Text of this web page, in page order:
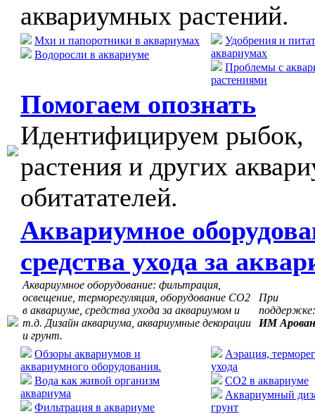
аквариумных растений.
Мхи и папоротники в аквариумах
Водоросли в аквариуме
Удобрения и
аквариумах
Проблемы с
растениями
Помогаем опознать
Идентифицируем рыбок,
растения и других
обитатателей.
Аквариумное
средства ухода за
Аквариумное оборудование: фильтрация,
освещение, терморегуляция, оборудование СО2
в аквариуме, средства ухода за аквариумом и
т.д. Дизайн аквариума, аквариумные декорации
и грунт.
При
поддержке:
ИМ
Обзоры аквариумов и
аквариумного оборудования.
Вода как живой организм
аквариума
Фильтрация в аквариуме
Аэрация,
ухода
CO2 в аквариуме
Аквариумный
грунт